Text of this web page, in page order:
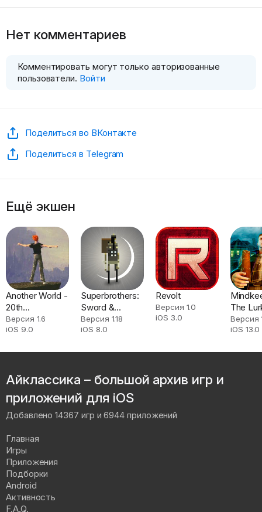
Нет комментариев
Комментировать могут только авторизованные
пользователи. Войти
Поделиться во ВКонтакте
Поделиться в Telegram
Ещё экшен
Another World -
20th
Anniversary
Версия 1.6
iOS 9.0
Superbrothers:
Sword &
Sworcery
Версия 1.18
iOS 8.0
Revolt
Версия 1.0
iOS 3.0
The
Fear
Версия
iOS 13.0
Айклассика – большой архив игр и
приложений для iOS
Добавлено 14367 игр и 6944 приложений
Главная
Игры
Приложения
Подборки
Android
Активность
F.A.Q.